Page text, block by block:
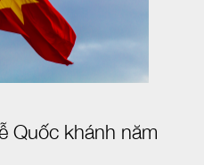
Quốc khánh năm